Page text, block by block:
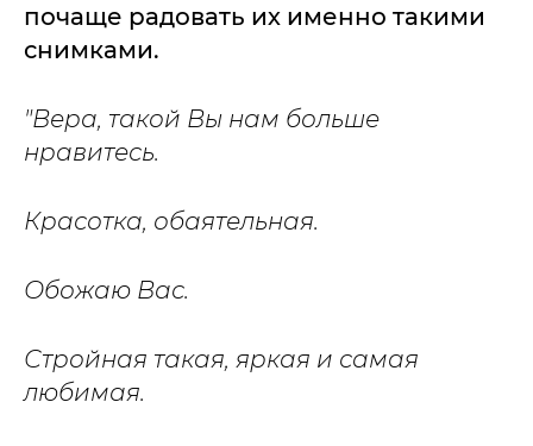
почаще радовать их именно такими
снимками.
"Вера, такой Вы нам больше
нравитесь.
Красотка, обаятельная.
Обожаю Вас.
Стройная такая, яркая и самая
любимая.